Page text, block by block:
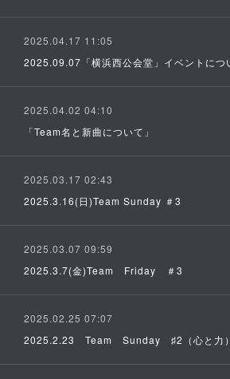
2025.04.17 11:05
2025.09.07「横浜西公会堂」イベントにつ
2025.04.02 04:10
「Team名と新曲について」
2025.03.17 02:43
2025.3.16(日)Team Sunday ＃3
2025.03.07 09:59
2025.3.7(金)Team Friday ＃3
2025.02.25 07:07
2025.2.23 Team Sunday ♯2（心と力）